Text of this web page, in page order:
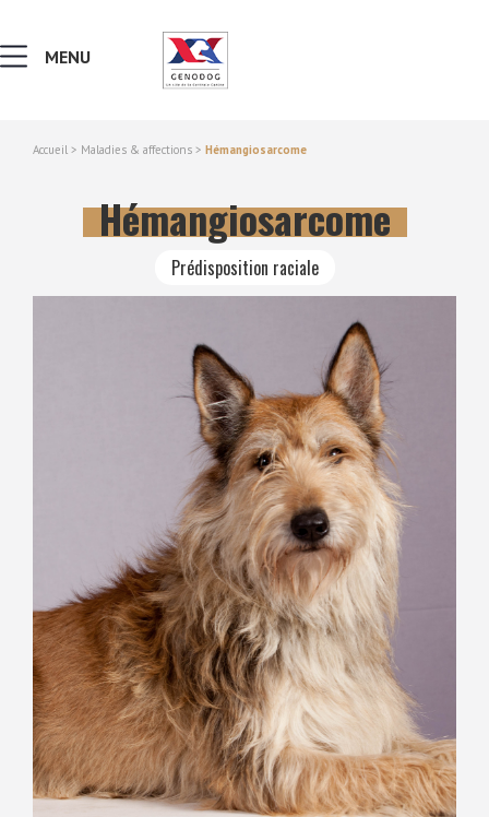
NOTIONS DE GÉNÉTIQUE
RECHERCHER UNE RACE
LEXIQUE
VERS LE SITE SCC.ASSO.FR
MENU
Accueil > Maladies & affections > Hémangiosarcome
Hémangiosarcome
Prédisposition raciale